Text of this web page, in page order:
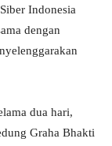
Indonesia
dengan
dua hari,
Graha Bhakti